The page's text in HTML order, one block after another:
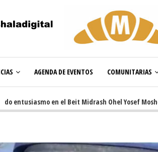
AGENDA DE EVENTOS COMUNITARIAS
en el Beit Midrash Ohel Yosef Moshe